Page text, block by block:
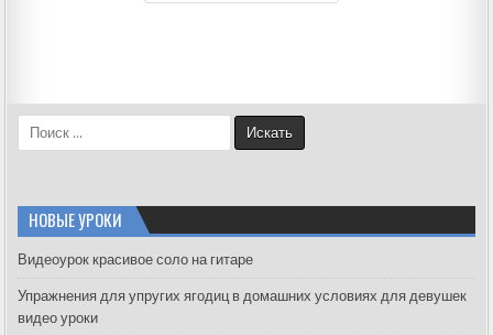
e
h
f
r
:
НОВЫЕ УРОКИ
Видеоурок красивое соло на гитаре
Упражнения для упругих ягодиц в домашних условиях для девушек
видео уроки